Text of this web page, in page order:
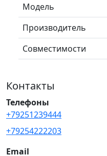
Модель
Производитель
Совместимости
Контакты
Телефоны
+79251239444
+79254222203
Email